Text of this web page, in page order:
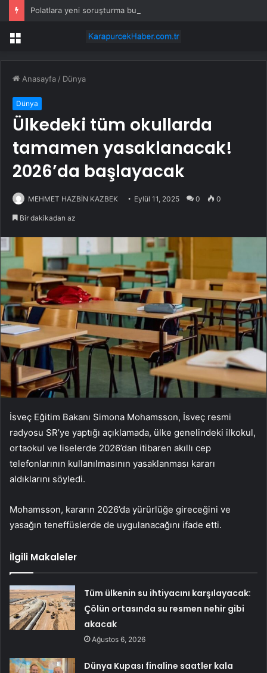
Polatlara yeni soruşturma bu defa ‘ticari dolandırıcılık’
Menü
Anasayfa / Dünya
Dünya
Ülkedeki tüm okullarda
tamamen yasaklanacak!
2026’da başlayacak
MEHMET HAZBİN KAZBEK Eylül 11, 2025 0 0
Bir dakikadan az
İsveç Eğitim Bakanı Simona Mohamsson, İsveç resmi
radyosu SR’ye yaptığı açıklamada, ülke genelindeki ilkokul,
ortaokul ve liselerde 2026’dan itibaren akıllı cep
telefonlarının kullanılmasının yasaklanması kararı
aldıklarını söyledi.
Mohamsson, kararın 2026’da yürürlüğe gireceğini ve
yasağın teneffüslerde de uygulanacağını ifade etti.
İlgili Makaleler
Tüm ülkenin su ihtiyacını karşılayacak:
Çölün ortasında su resmen nehir gibi
akacak
Ağustos 6, 2026
Dünya Kupası finaline saatler kala